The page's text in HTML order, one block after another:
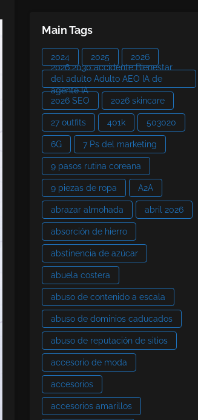
Main Tags
2024 2025
2026
2026 2030 accidente Bienestar
del adulto Adulto AEO IA de
agente IA
2026 SEO
2026 skincare
27 outfits 401k 503020
6G 7 Ps del marketing
9 pasos rutina coreana
9 piezas de ropa A2A
abrazar almohada abril 2026
absorción de hierro
abstinencia de azúcar
abuela costera
abuso de contenido a escala
abuso de dominios caducados
abuso de reputación de sitios
accesorio de moda
accesorios
accesorios amarillos